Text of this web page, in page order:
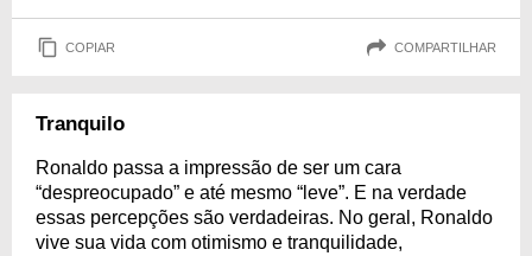
COPIAR COMPARTILHAR
Tranquilo
Ronaldo passa a impressão de ser um cara
“despreocupado” e até mesmo “leve”. E na verdade
essas percepções são verdadeiras. No geral, Ronaldo
vive sua vida com otimismo e tranquilidade,